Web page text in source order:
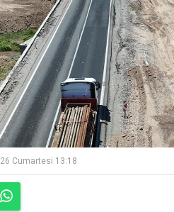
Cumartesi 13:18